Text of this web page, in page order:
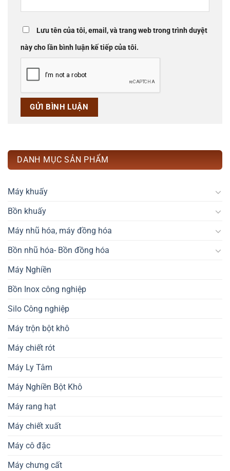
Lưu tên của tôi, email, và trang web trong trình duyệt
này cho lần bình luận kế tiếp của tôi.
DANH MỤC SẢN PHẨM
Máy khuấy
Bồn khuấy
Máy nhũ hóa, máy đồng hóa
Bồn nhũ hóa- Bồn đồng hóa
Máy Nghiền
Bồn Inox công nghiệp
Silo Công nghiệp
Máy trộn bột khô
Máy chiết rót
Máy Ly Tâm
Máy Nghiền Bột Khô
Máy rang hạt
Máy chiết xuất
Máy cô đặc
Máy chưng cất